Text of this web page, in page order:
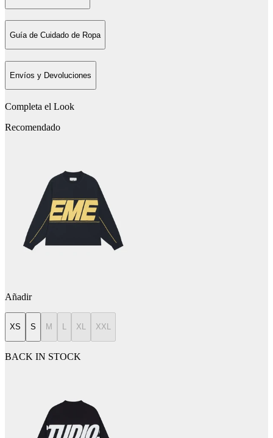
Guía de Cuidado de Ropa
Envíos y Devoluciones
Completa el Look
Recomendado
Añadir
XS S M L XL XXL
BACK IN STOCK